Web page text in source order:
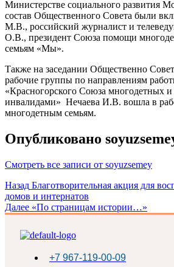
Министерстве социального развития
состав Общественного Совета были
М.В., российский журналист и
О.В., президент Союза помощи
семьям «Мы».
Также на заседании Общественно
рабочие группы по направлениям
«Красногорского Союза многодетных и
инвалидами» Нечаева И.В. вошла в
многодетным семьям.
Опубликовано
Смотреть все записи от soyuzsemey
Навигация
по
записям
Назад Благотворительная акция для
домов и интернатов
Далее «По страницам истории…»
+7 967-119-00-09